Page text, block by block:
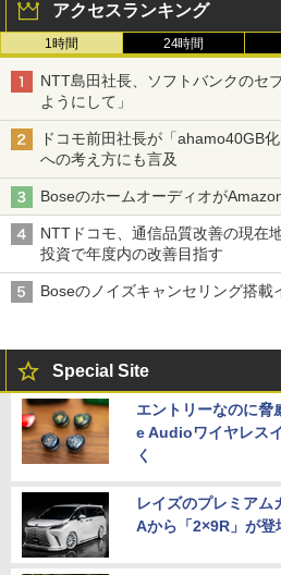
アクセスランキング
1時間 24時間
NTT島田社長、ソフトバンクのセ
ようにして」
ドコモ前田社長が「ahamo40GB
への考え方にも言及
Boseのホームオーディオが
NTTドコモ、通信品質改善の現
投資で年度内の改善目指す
Boseのノイズキャンセリング搭
Special Site
エントリーなのに
e Audioワイヤレス
く
レイズのプレミアム
Aから「2×9R」が登